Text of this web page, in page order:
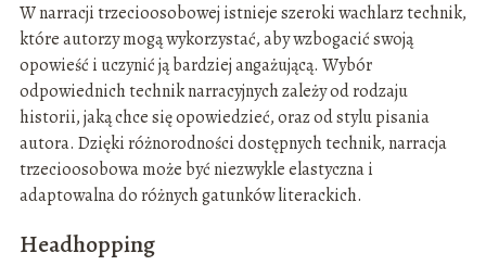
W narracji trzecioosobowej istnieje szeroki wachlarz technik,
które autorzy mogą wykorzystać, aby wzbogacić swoją
opowieść i uczynić ją bardziej angażującą. Wybór
odpowiednich technik narracyjnych zależy od rodzaju
historii, jaką chce się opowiedzieć, oraz od stylu pisania
autora. Dzięki różnorodności dostępnych technik, narracja
trzecioosobowa może być niezwykle elastyczna i
adaptowalna do różnych gatunków literackich.
Headhopping